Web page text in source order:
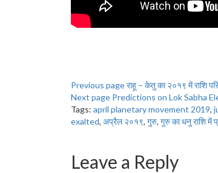
Previous pageराहू – केतु का २०१९ में राशि
Next page Predictions on Lok Sabha
Tags: april planetary movement 2019,
exalted, अप्रैल २०१९, गुरु, गुरु का धनु राशि में
Leave a Reply